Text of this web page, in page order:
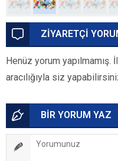
ZİYARETÇİ
Henüz yorum yapılmamış.
aracılığıyla siz
BİR YORUM YAZ